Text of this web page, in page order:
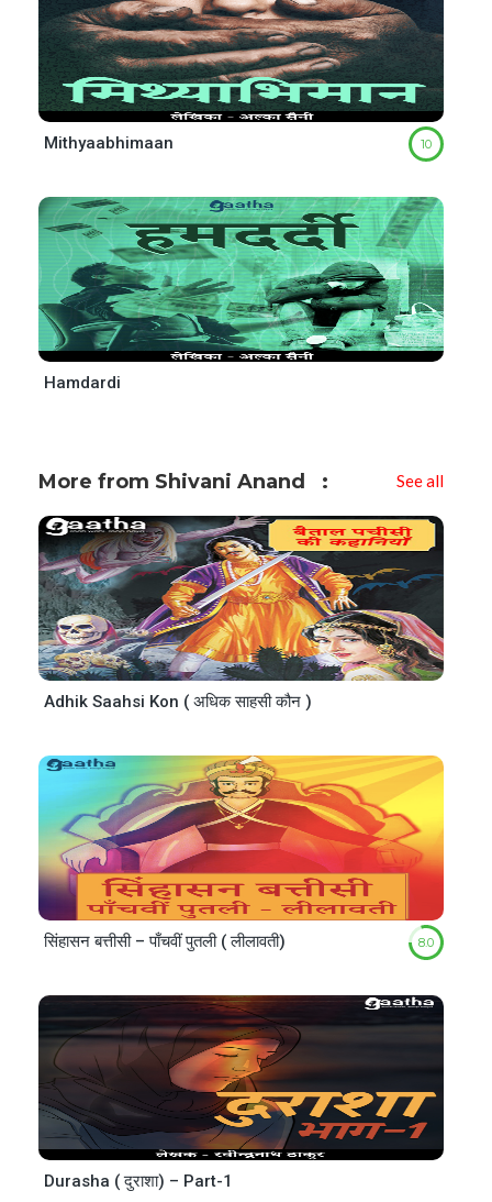
Mithyaabhimaan 10
Hamdardi
More from Shivani Anand See all
Adhik Saahsi Kon ( अधिक साहसी कौन )
सिंहासन बत्तीसी – पाँचवीं पुतली ( लीलावती) 8.0
Durasha ( दुराशा) – Part-1